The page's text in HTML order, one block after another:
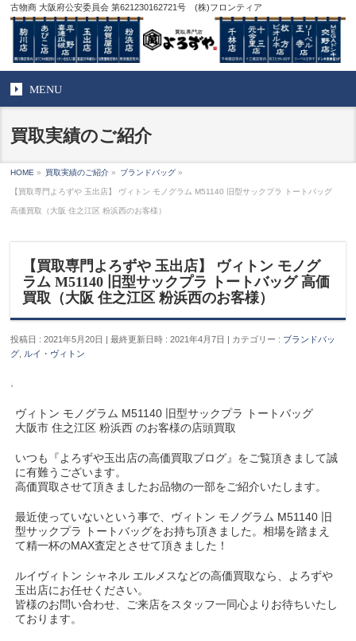
古物商 大阪府公安委員会 第621230162721号 (株)フロンティア
MENU
買取実績のご紹介
HOME » 買取実績のご紹介 » ブランドバッグ »
【買取専門よろずや 玉出店】 ヴィトン モノグラム M51140 旧型サックプラ トートバッグ
高価買取（大阪 住之江区 粉浜西のお客様）
【買取専門よろずや 玉出店】 ヴィトン モノグ
ラム M51140 旧型サックプラ トートバッグ 高価
買取（大阪 住之江区 粉浜西のお客様）
投稿日 : 2021年5月20日 最終更新日時 : 2021年4月7日 カテゴリー : ブランドバッ
グ ルイ・ヴィトン
ヴィトン モノグラム M51140 旧型サックプラ トートバッグ
大阪市 住之江区 粉浜西 のお客様の店頭買取
いつも『よろずや玉出店の高価買取ブログ』をご覧頂きまして誠
に有難うございます。
高価買取させて頂きましたお品物の一部をご紹介いたします。
最近使っていないという事で、ヴィトン モノグラム M51140 旧
型サックプラ トートバッグをお持ち頂きました。相場を踏まえ
て精一杯のMAX査定とさせて頂きました！
ルイヴィトン シャネル エルメスなどの高価買取なら、よろずや
玉出店にお任せください。
皆様のお問い合わせ、ご来店をスタッフ一同心よりお待ちいたし
ております。